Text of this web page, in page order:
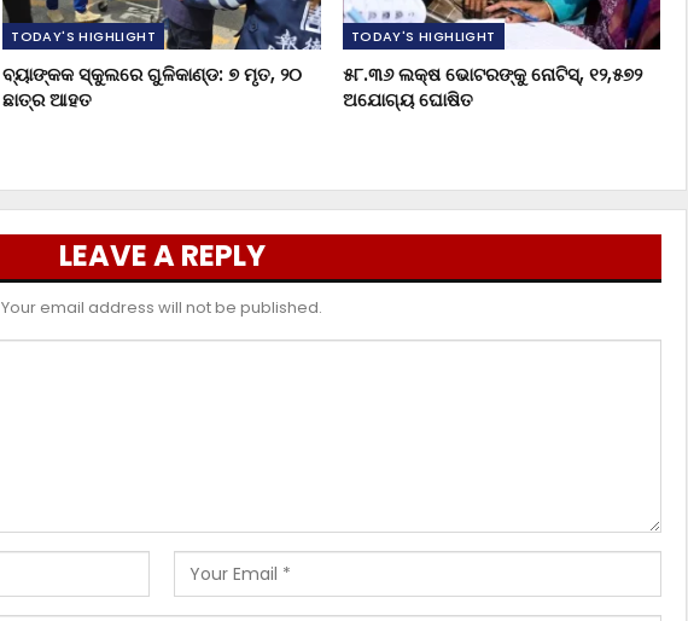
TODAY'S HIGHLIGHT
ବ୍ୟାଙ୍କକ ସ୍କୁଲରେ ଗୁଳିକାଣ୍ଡ: ୭ ମୃତ, ୨୦
ଛାତ୍ର ଆହତ
TODAY'S HIGHLIGHT
୫୮.୩୬ ଲକ୍ଷ ଭୋଟରଙ୍କୁ ନୋଟିସ୍‌, ୧୨,୫୭୨
ଅଯୋଗ୍ୟ ଘୋଷିତ
LEAVE A REPLY
Your email address will not be published.